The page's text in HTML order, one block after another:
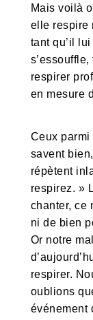
Mais voilà
elle respire
tant qu’il
respirer
en mesure
Ceux
savent
répètent
respirez. »
chanter, ce
ni de bien
Or notre
respirer.
oublions
événement